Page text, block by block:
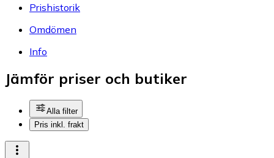
Prishistorik
Omdömen
Info
Jämför priser och butiker
Alla filter
Pris inkl. frakt